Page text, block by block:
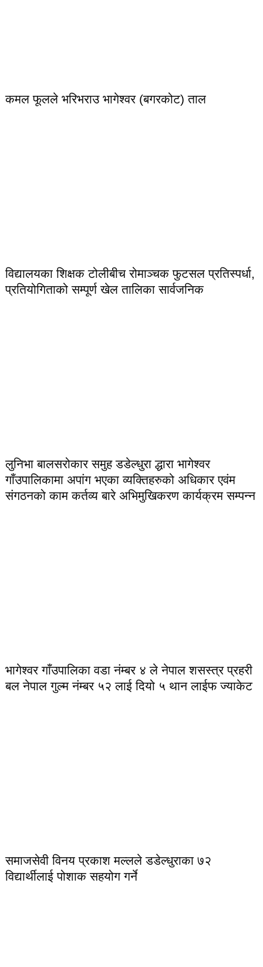
कमल फूलले भरिभराउ भागेश्वर (बगरकोट) ताल
विद्यालयका शिक्षक टोलीबीच रोमाञ्चक फुटसल प्रतिस्पर्धा,
प्रतियोगिताको सम्पूर्ण खेल तालिका सार्वजनिक
लुनिभा बालसरोकार समुह डडेल्धुरा द्धारा भागेश्वर
गाँउपालिकामा अपांग भएका व्यक्तिहरुको अधिकार एवंम
संगठनको काम कर्तव्य बारे अभिमुखिकरण कार्यक्रम सम्पन्न
भागेश्वर गाँउपालिका वडा नंम्बर ४ ले नेपाल शसस्त्र प्रहरी
बल नेपाल गुल्म नंम्बर ५२ लाई दियो ५ थान लाईफ ज्याकेट
समाजसेवी विनय प्रकाश मल्लले डडेल्धुराका ७२
विद्यार्थीलाई पोशाक सहयोग गर्ने